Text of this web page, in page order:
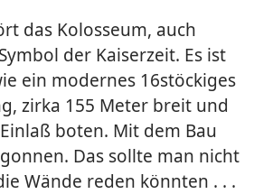
das Kolosseum, auch
der Kaiserzeit. Es ist
ein modernes 16stöckiges
zirka 155 Meter breit und
boten. Mit dem Bau
Das sollte man nicht
Wände reden könnten . . .